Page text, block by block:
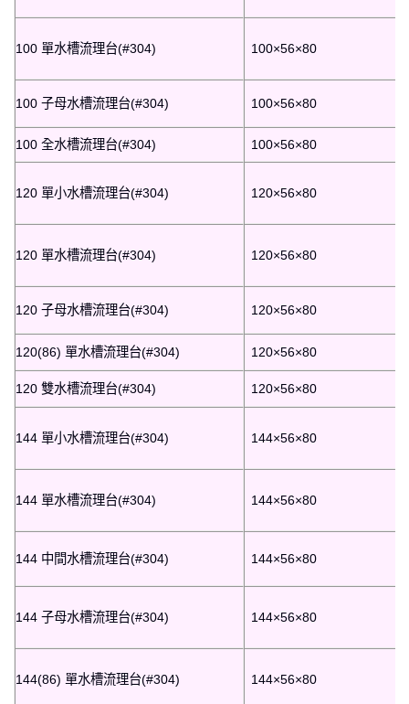
100 單水槽流理台(#304) 100×56×80
100 子母水槽流理台(#304) 100×56×80
100 全水槽流理台(#304) 100×56×80
120 單小水槽流理台(#304) 120×56×80
120 單水槽流理台(#304) 120×56×80
120 子母水槽流理台(#304) 120×56×80
120(86) 單水槽流理台(#304) 120×56×80
120 雙水槽流理台(#304) 120×56×80
144 單小水槽流理台(#304) 144×56×80
144 單水槽流理台(#304) 144×56×80
144 中間水槽流理台(#304) 144×56×80
144 子母水槽流理台(#304) 144×56×80
144(86) 單水槽流理台(#304) 144×56×80